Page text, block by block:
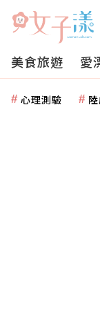
美食旅遊 愛
心理測驗